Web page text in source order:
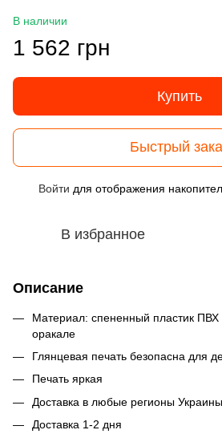
В наличии
1 562 грн
Купить
Быстрый
Войти для отображения
В избранное
Описание
Материал: спененный пластик
оракале
Глянцевая печать безопасна для
Печать яркая
Доставка в любые регионы Украины
Доставка 1-2 дня